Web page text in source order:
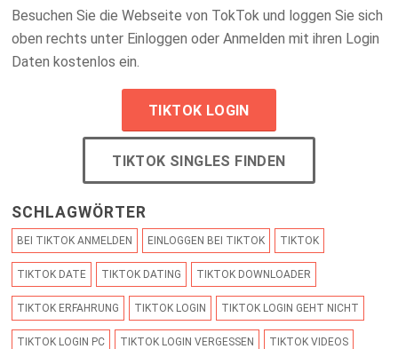
Besuchen Sie die Webseite von TokTok und loggen Sie sich
oben rechts unter Einloggen oder Anmelden mit ihren Login
Daten kostenlos ein.
TIKTOK LOGIN
TIKTOK SINGLES FINDEN
SCHLAGWÖRTER
BEI TIKTOK ANMELDEN EINLOGGEN BEI TIKTOK TIKTOK
TIKTOK DATE TIKTOK DATING TIKTOK DOWNLOADER
TIKTOK ERFAHRUNG TIKTOK LOGIN TIKTOK LOGIN GEHT NICHT
TIKTOK LOGIN PC TIKTOK LOGIN VERGESSEN TIKTOK VIDEOS